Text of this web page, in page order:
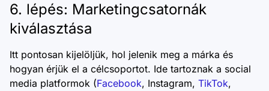
6. lépés: Marketingcsatornák
kiválasztása
Itt pontosan kijelöljük, hol jelenik meg a márka és
hogyan érjük el a célcsoportot. Ide tartoznak a social
media platformok (Facebook, Instagram, TikTok,